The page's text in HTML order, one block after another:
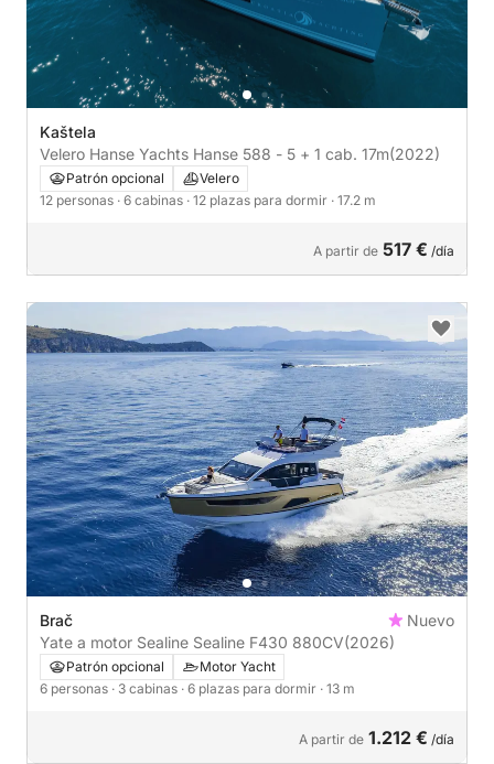
Kaštela
Velero Hanse Yachts Hanse 588 - 5 + 1 cab. 17m(2022)
Patrón opcional
Velero
12 personas · 6 cabinas · 12 plazas para dormir · 17.2 m
A partir de 517 € /día
Brač
Nuevo
Yate a motor Sealine Sealine F430 880CV(2026)
Patrón opcional
Motor Yacht
6 personas · 3 cabinas · 6 plazas para dormir · 13 m
A partir de 1.212 € /día